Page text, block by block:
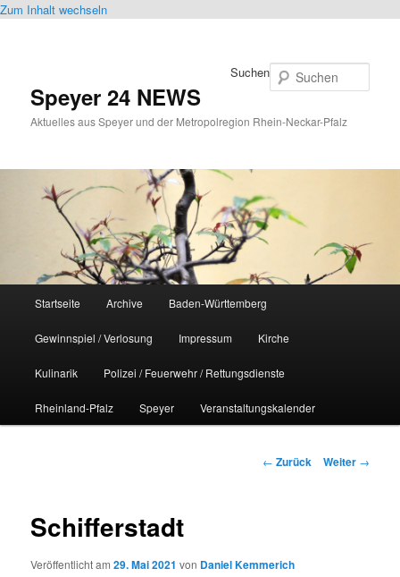
Zum Inhalt wechseln
Speyer 24 NEWS
Aktuelles aus Speyer und der Metropolregion Rhein-Neckar-Pfalz
Suchen
Startseite Archive Baden-Württemberg
Gewinnspiel / Verlosung Impressum Kirche
Kulinarik Polizei / Feuerwehr / Rettungsdienste
Rheinland-Pfalz Speyer Veranstaltungskalender
Beitrags-
← Zurück Weiter →
Schifferstadt
Veröffentlicht am29. Mai 2021 von Daniel Kemmerich